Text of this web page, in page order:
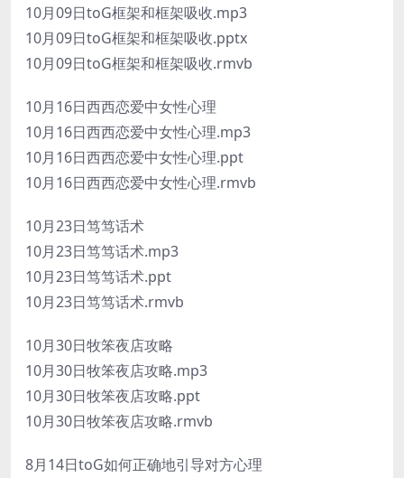
10月09日toG框架和框架吸收.mp3
10月09日toG框架和框架吸收.pptx
10月09日toG框架和框架吸收.rmvb
10月16日西西恋爱中女性心理
10月16日西西恋爱中女性心理.mp3
10月16日西西恋爱中女性心理.ppt
10月16日西西恋爱中女性心理.rmvb
10月23日笃笃话术
10月23日笃笃话术.mp3
10月23日笃笃话术.ppt
10月23日笃笃话术.rmvb
10月30日牧笨夜店攻略
10月30日牧笨夜店攻略.mp3
10月30日牧笨夜店攻略.ppt
10月30日牧笨夜店攻略.rmvb
8月14日toG如何正确地引导对方心理